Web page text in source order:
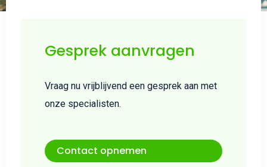
Gesprek aanvragen
Vraag nu vrijblijvend een gesprek aan met
onze specialisten.
Contact opnemen